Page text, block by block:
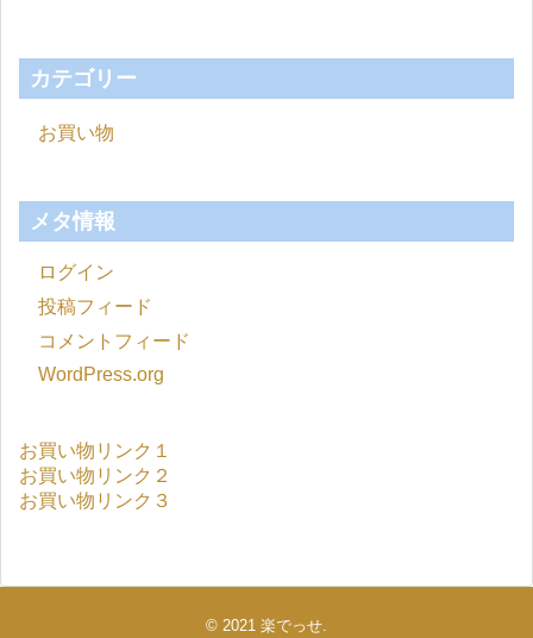
カテゴリー
お買い物
メタ情報
ログイン
投稿フィード
コメントフィード
WordPress.org
お買い物リンク１
お買い物リンク２
お買い物リンク３
© 2021 楽でっせ